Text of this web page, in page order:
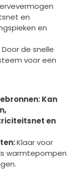
en
en
de snelle
voor een
Kan
en
Klaar voor
warmtepompen